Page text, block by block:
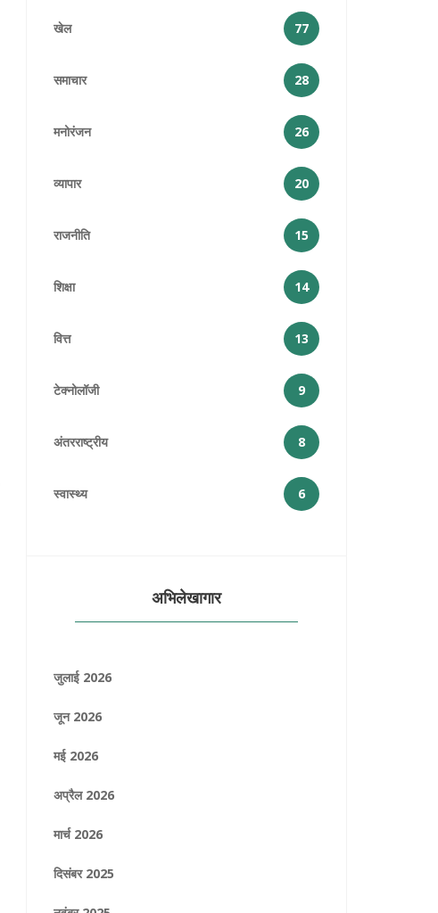
खेल 77
समाचार 28
मनोरंजन 26
व्यापार 20
राजनीति 15
शिक्षा 14
वित्त 13
टेक्नोलॉजी 9
अंतरराष्ट्रीय 8
स्वास्थ्य 6
अभिलेखागार
जुलाई 2026
जून 2026
मई 2026
अप्रैल 2026
मार्च 2026
दिसंबर 2025